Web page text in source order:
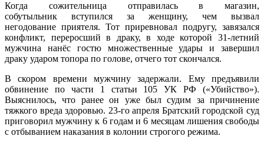
Когда сожительница отправилась в магазин,
собутыльник вступился за женщину, чем вызвал
негодование приятеля. Тот приревновал подругу, завязался
конфликт, переросший в драку, в ходе которой 31-летний
мужчина нанёс гостю множественные удары и завершил
драку ударом топора по голове, отчего тот скончался.
В скором времени мужчину задержали. Ему предъявили
обвинение по части 1 статьи 105 УК РФ («Убийство»).
Выяснилось, что ранее он уже был судим за причинение
тяжкого вреда здоровью. 23-го апреля Братский городской суд
приговорил мужчину к 6 годам и 6 месяцам лишения свободы
с отбыванием наказания в колонии строгого режима.